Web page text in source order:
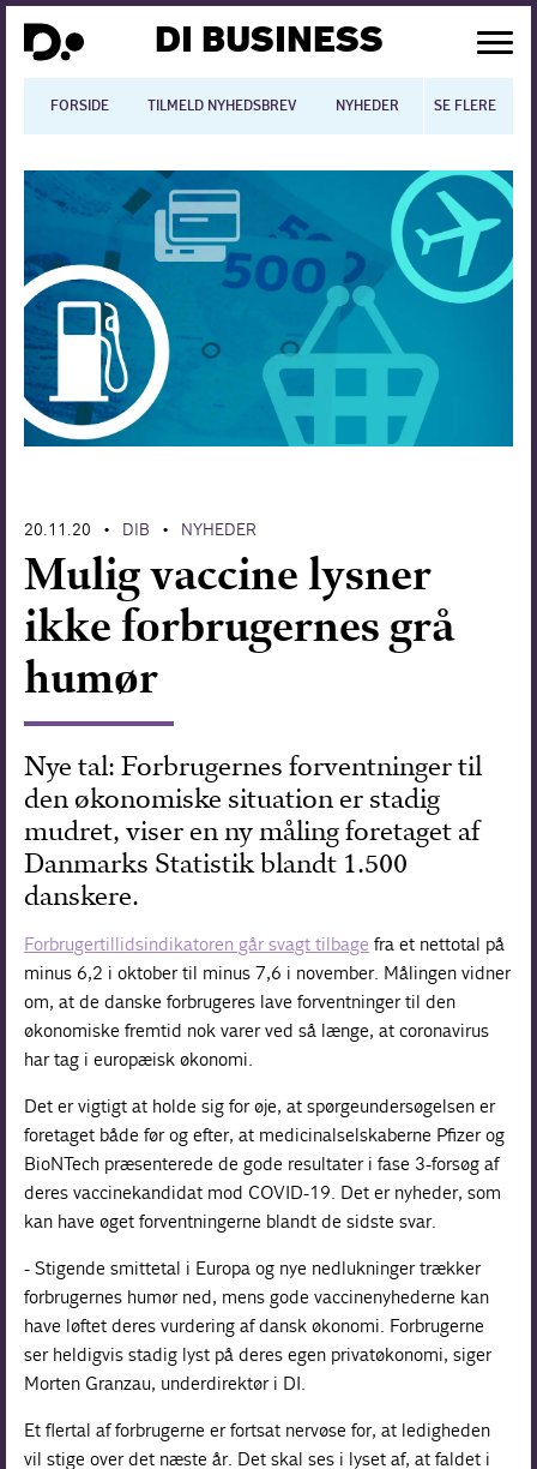
DI BUSINESS
FORSIDE TILMELD NYHEDSBREV NYHEDER BLOGS
SE FLERE
Dansk økonomi
Digitalisering
International økonomi
Arbejdsmiljø
Arbejdsmarkedet
Europapolitik
Forskning
20.11.20 • DIB • NYHEDER
Mulig vaccine lysner
ikke forbrugernes grå
humør
Nye tal: Forbrugernes forventninger til
den økonomiske situation er stadig
mudret, viser en ny måling foretaget af
Danmarks Statistik blandt 1.500
danskere.
Forbrugertillidsindikatoren går svagt tilbage fra et nettotal på
minus 6,2 i oktober til minus 7,6 i november. Målingen vidner
om, at de danske forbrugeres lave forventninger til den
økonomiske fremtid nok varer ved så længe, at coronavirus
har tag i europæisk økonomi.
Det er vigtigt at holde sig for øje, at spørgeundersøgelsen er
foretaget både før og efter, at medicinalselskaberne Pfizer og
BioNTech præsenterede de gode resultater i fase 3-forsøg af
deres vaccinekandidat mod COVID-19. Det er nyheder, som
kan have øget forventningerne blandt de sidste svar.
- Stigende smittetal i Europa og nye nedlukninger trækker
forbrugernes humør ned, mens gode vaccinenyhederne kan
have løftet deres vurdering af dansk økonomi. Forbrugerne
ser heldigvis stadig lyst på deres egen privatøkonomi, siger
Morten Granzau, underdirektør i DI.
Et flertal af forbrugerne er fortsat nervøse for, at ledigheden
vil stige over det næste år. Det skal ses i lyset af, at faldet i